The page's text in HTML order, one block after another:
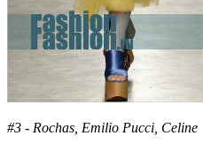
#3 - Rochas, Emilio Pucci, Celine